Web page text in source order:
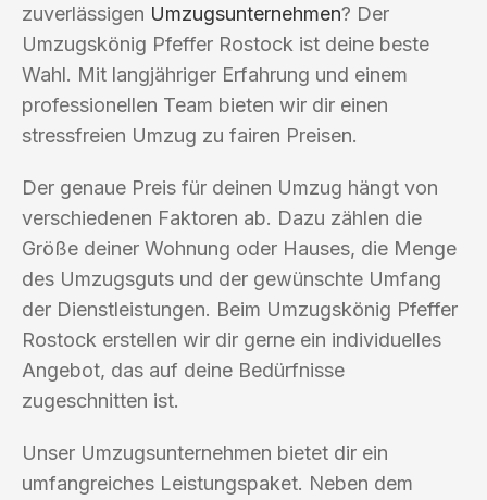
zuverlässigen Umzugsunternehmen? Der
Umzugskönig Pfeffer Rostock ist deine beste
Wahl. Mit langjähriger Erfahrung und einem
professionellen Team bieten wir dir einen
stressfreien Umzug zu fairen Preisen.
Der genaue Preis für deinen Umzug hängt von
verschiedenen Faktoren ab. Dazu zählen die
Größe deiner Wohnung oder Hauses, die Menge
des Umzugsguts und der gewünschte Umfang
der Dienstleistungen. Beim Umzugskönig Pfeffer
Rostock erstellen wir dir gerne ein individuelles
Angebot, das auf deine Bedürfnisse
zugeschnitten ist.
Unser Umzugsunternehmen bietet dir ein
umfangreiches Leistungspaket. Neben dem